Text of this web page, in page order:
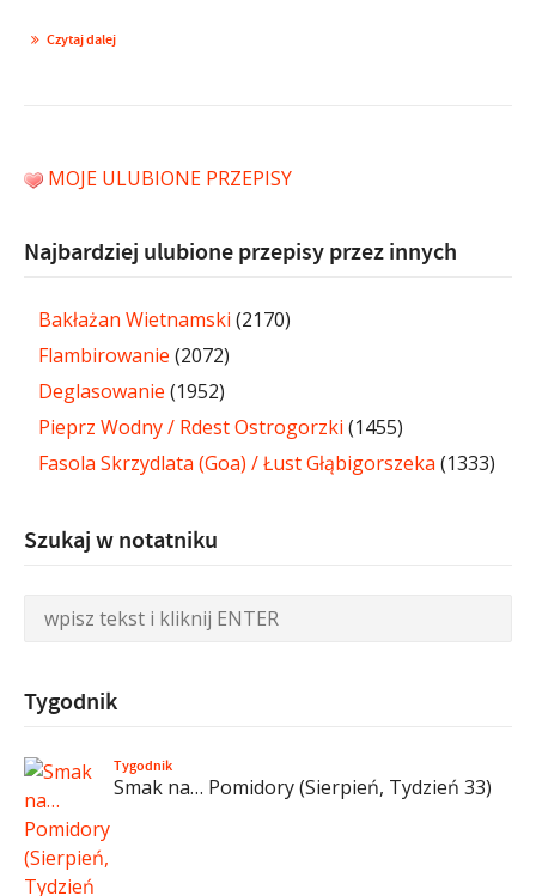
Czytaj dalej
MOJE ULUBIONE PRZEPISY
Najbardziej ulubione przepisy przez innych
Bakłażan Wietnamski (2170)
Flambirowanie (2072)
Deglasowanie (1952)
Pieprz Wodny / Rdest Ostrogorzki (1455)
Fasola Skrzydlata (Goa) / Łust Głąbigorszeka (1333)
Szukaj w notatniku
Tygodnik
Tygodnik
Smak na… Pomidory (Sierpień, Tydzień 33)